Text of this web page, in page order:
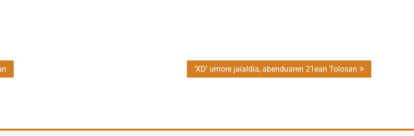
‘XD’ umore jaialdia, abenduaren 21ean Tolosan